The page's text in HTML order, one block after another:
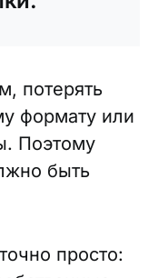
потерять
формату или
Поэтому
быть
просто: